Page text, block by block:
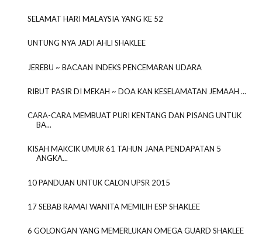
SELAMAT HARI MALAYSIA YANG KE 52
UNTUNG NYA JADI AHLI SHAKLEE
JEREBU ~ BACAAN INDEKS PENCEMARAN UDARA
RIBUT PASIR DI MEKAH ~ DOA KAN KESELAMATAN JEMAAH ...
CARA-CARA MEMBUAT PURI KENTANG DAN PISANG UNTUK
BA...
KISAH MAKCIK UMUR 61 TAHUN JANA PENDAPATAN 5
ANGKA...
10 PANDUAN UNTUK CALON UPSR 2015
17 SEBAB RAMAI WANITA MEMILIH ESP SHAKLEE
6 GOLONGAN YANG MEMERLUKAN OMEGA GUARD SHAKLEE